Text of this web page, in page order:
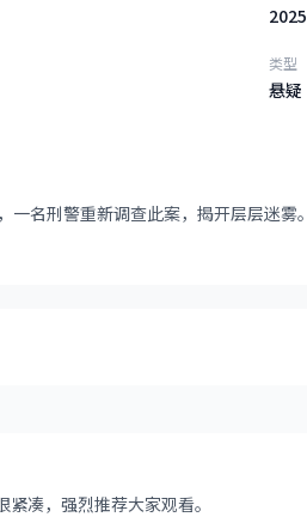
2025
类型
悬疑
名刑警重新调查此案，揭开层层迷雾。
凑，强烈推荐大家观看。